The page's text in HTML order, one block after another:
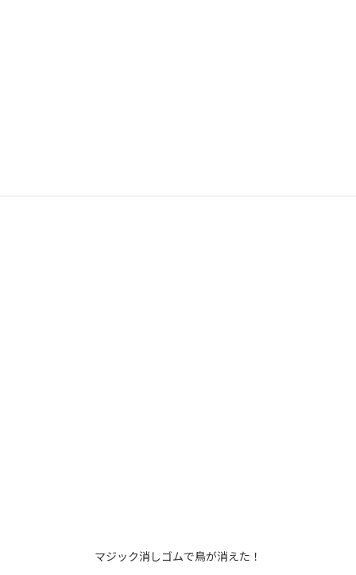
マジック消しゴムで鳥が消えた！